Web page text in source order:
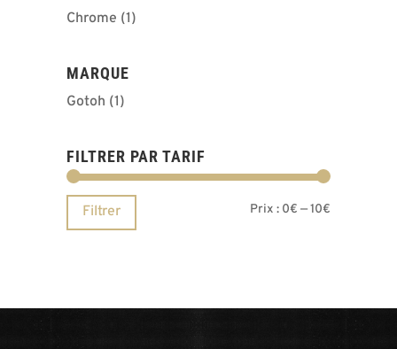
Chrome (1)
MARQUE
Gotoh (1)
FILTRER PAR TARIF
Filtrer Prix : 0€ —10€